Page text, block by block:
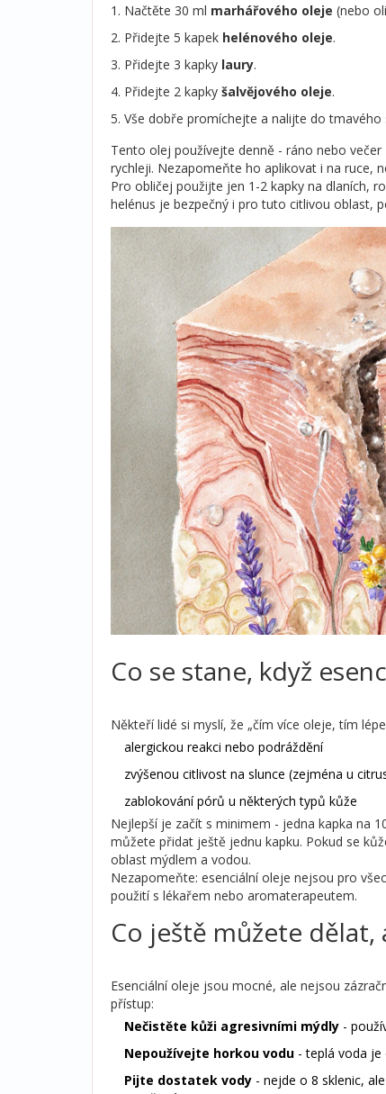
Načtěte 30 ml marhářového oleje (nebo
Přidejte 5 kapek helénového oleje.
Přidejte 3 kapky laury.
Přidejte 2 kapky šalvějového oleje.
Vše dobře promíchejte a nalijte do tmavého
Tento olej používejte denně - ráno nebo
rychleji. Nezapomeňte ho aplikovat i na ruce,
Pro obličej použijte jen 1-2 kapky na dlaních,
helénus je bezpečný i pro tuto citlivou oblast,
Co se stane, když
Někteří lidé si myslí, že „čím více oleje, tím
alergickou reakci nebo podráždění
zvýšenou citlivost na slunce (zejména u
zablokování pórů u některých typů kůže
Nejlepší je začít s minimem - jedna kapka na
můžete přidat ještě jednu kapku. Pokud se
oblast mýdlem a vodou.
Nezapomeňte: esenciální oleje nejsou pro
použití s lékařem nebo aromaterapeutem.
Co ještě můžete dělat,
Esenciální oleje jsou mocné, ale nejsou
přístup:
Nečistěte kůži agresivními mýdly -
Nepoužívejte horkou vodu - teplá voda
Pijte dostatek vody - nejde o 8 sklenic,